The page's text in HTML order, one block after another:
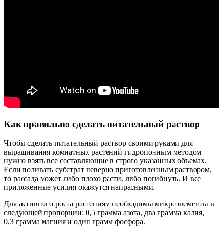
Как правильно сделать питательный раствор
Чтобы сделать питательный раствор своими руками для
выращивания комнатных растений гидропонным методом
нужно взять все составляющие в строго указанных объемах.
Если поливать субстрат неверно приготовленным раствором,
то рассада может либо плохо расти, либо погибнуть. И все
приложенные усилия окажутся напрасными.
Для активного роста растениям необходимы микроэлементы в
следующей пропорции: 0,5 грамма азота, два грамма калия,
0,3 грамма магния и один грамм фосфора.